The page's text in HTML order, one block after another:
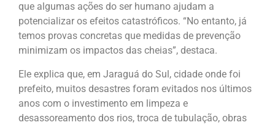
que algumas ações do ser humano ajudam a
potencializar os efeitos catastróficos. “No entanto, já
temos provas concretas que medidas de prevenção
minimizam os impactos das cheias”, destaca.
Ele explica que, em Jaraguá do Sul, cidade onde foi
prefeito, muitos desastres foram evitados nos últimos
anos com o investimento em limpeza e
desassoreamento dos rios, troca de tubulação, obras